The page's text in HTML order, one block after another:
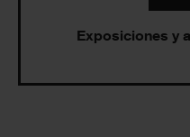
Exposiciones y